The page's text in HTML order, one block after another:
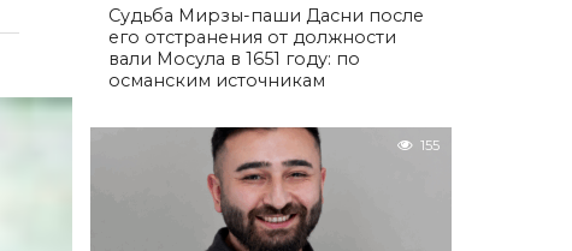
Судьба Мирзы-паши Дасни после
его отстранения от должности
вали Мосула в 1651 году: по
османским источникам
155